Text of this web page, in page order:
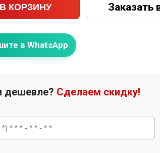
В КОРЗИНУ Заказать
в WhatsApp
дешевле? Сделаем скидку!